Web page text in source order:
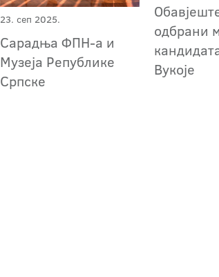
23. сеп 2025.
Сарадња ФПН-а и
Музеја Републике
Српске
одбрани
Вукоје